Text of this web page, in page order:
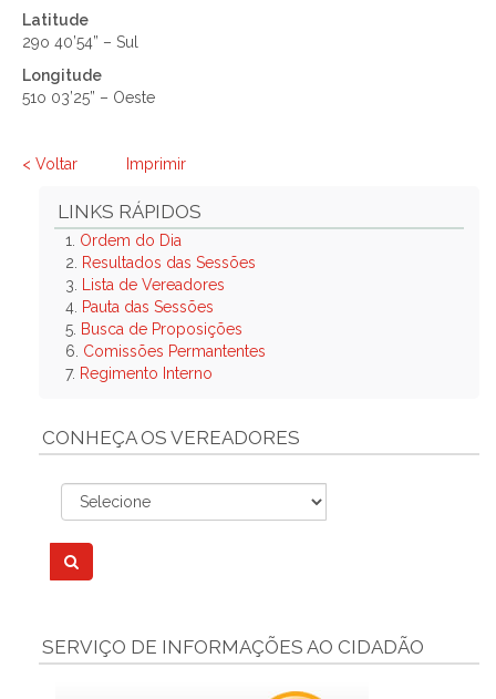
Latitude
29o 40’54” – Sul
Longitude
51o 03’25” – Oeste
< Voltar Imprimir
LINKS RÁPIDOS
1. Ordem do Dia
2.
Resultados das Sessões
3.
Lista de Vereadores
4. Pauta das Sessões
5. Busca de Proposições
6. Comissões Permantentes
7. Regimento Interno
CONHEÇA OS VEREADORES
SERVIÇO DE INFORMAÇÕES AO CIDADÃO